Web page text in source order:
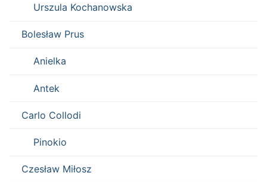
Urszula Kochanowska
Bolesław Prus
Anielka
Antek
Carlo Collodi
Pinokio
Czesław Miłosz